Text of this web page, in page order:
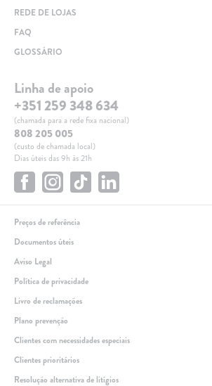
REDE DE LOJAS
FAQ
GLOSSÁRIO
Linha de apoio
+351 259 348 634
(chamada para a rede fixa nacional)
808 205 005
(custo de chamada local)
Dias úteis das 9h às 21h
Preços de referência
Documentos úteis
Aviso Legal
Política de privacidade
Livro de reclamações
Plano prevenção
Clientes com necessidades especiais
Clientes prioritários
Resolução alternativa de litígios